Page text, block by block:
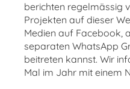
berichten regelmässig
Projekten auf dieser
Medien auf Facebook,
separaten WhatsApp
beitreten kannst. Wir
Mal im Jahr mit einem